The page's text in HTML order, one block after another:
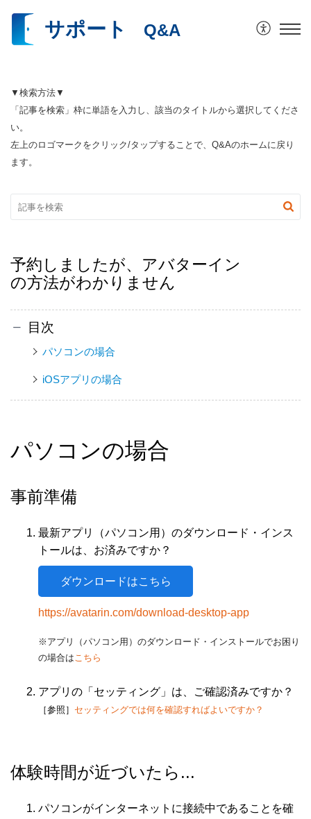
サポート
予約しましたが、アバターイン
の方法がわかりません
目次
パソコンの場合
iOSアプリの場合
パソコンの場合
事前準備
最新アプリ（パソコン用）のダウンロード・インス
トールは、お済みですか？
ダウンロードはこちら
https://avatarin.com/download-desktop-app
※アプリ（パソコン用）のダウンロード・インストールでお困り
の場合は こちら
アプリの「セッティング」は、ご確認済みですか？
［参照］ セッティングでは何を確認すればよいですか？
体験時間が近づいたら...
パソコンがインターネットに接続中であることを確